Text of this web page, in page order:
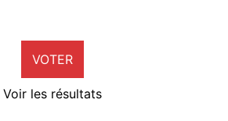
VOTER
Voir les résultats